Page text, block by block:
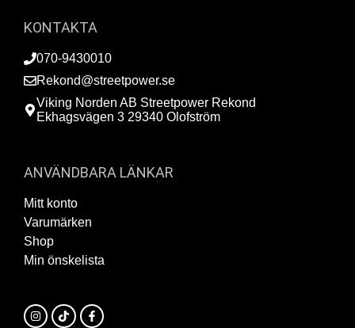
KONTAKTA
070-9430010
Rekond@streetpower.se
Viking Norden AB Streetpower Rekond
Ekhagsvägen 3 29340 Olofström
ANVÄNDBARA LÄNKAR
Mitt konto
Varumärken
Shop
Min önskelista